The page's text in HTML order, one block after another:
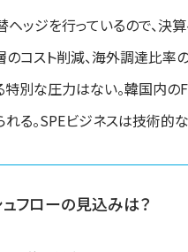
ッジを行っているので、
のコスト削減、海外調達比
別な圧力はない。韓国内の
る。SPEビジネスは技術的
フローの見込みは？